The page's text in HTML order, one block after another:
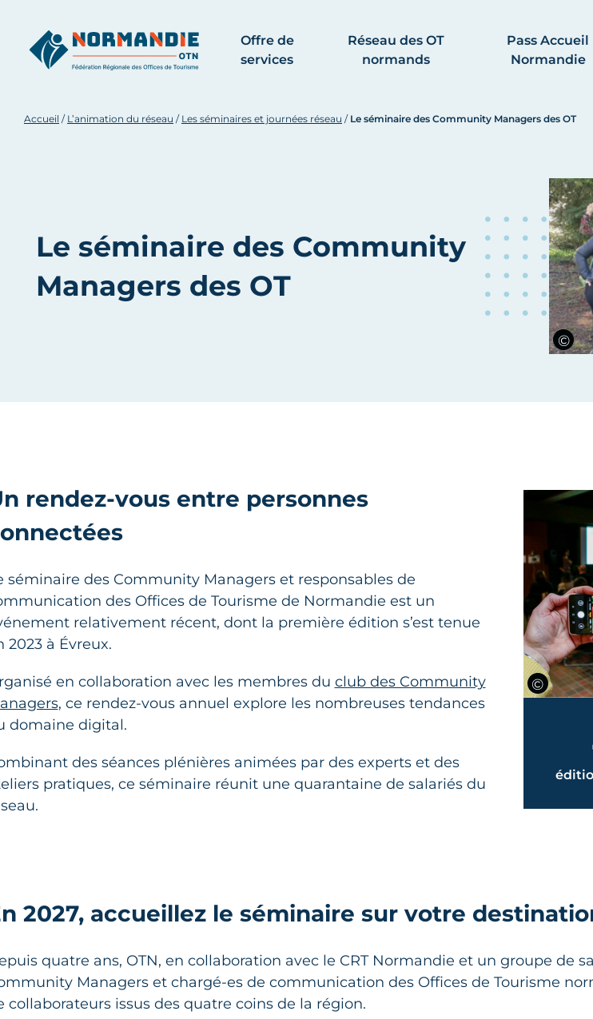
Offre de
services
Réseau des OT
normands
Pass Accueil
Normandie
Accueil / L’animation du réseau / Les séminaires et journées réseau / Le séminaire des Community Managers des OT
Le séminaire des Community
Managers des OT
rendez-vous entre personnes
séminaire des Community Managers et responsables de
des Offices de Tourisme de Normandie est un
relativement récent, dont la première édition s’est tenue
2023 à Évreux.
en collaboration avec les membres du club des Community
, ce rendez-vous annuel explore les nombreuses tendances
domaine digital.
des séances plénières animées par des experts et des
pratiques, ce séminaire réunit une quarantaine de salariés du
LCDL - Florence Duval
Nicolas Coquillard
2027, accueillez le séminaire sur votre
quatre ans, OTN, en collaboration avec le CRT Normandie et un groupe de
Managers et chargé-es de communication des Offices de Tourisme
collaborateurs issus des quatre coins de la région.